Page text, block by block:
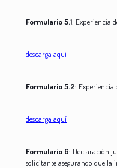
Formulario 5.1: Experiencia
descarga aquí
Formulario 5.2: Experiencia
descarga aquí
Formulario 6: Declaración
solicitante asegurando que